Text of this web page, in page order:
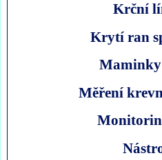
Krční
Krytí ran
Maminky
Měření